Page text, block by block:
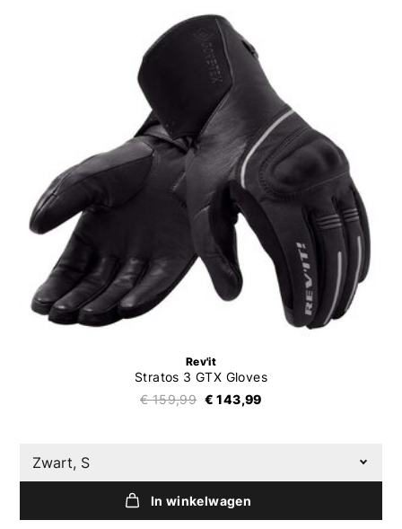
Rev'it
Stratos 3 GTX Gloves
€ 159,99 € 143,99
Zwart, S
In winkelwagen